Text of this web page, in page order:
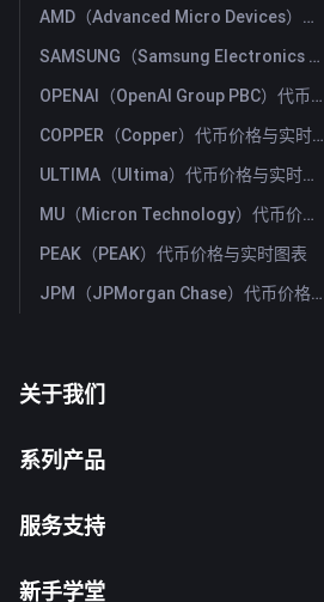
AMD（Advanced Micro Devices）代币价格与实时图表
SAMSUNG（Samsung Electronics Co., Ltd）代币价格与实时图表
OPENAI（OpenAI Group PBC）代币价格与实时图表
COPPER（Copper）代币价格与实时图表
ULTIMA（Ultima）代币价格与实时图表
MU（Micron Technology）代币价格与实时图表
PEAK（PEAK）代币价格与实时图表
JPM（JPMorgan Chase）代币价格与实时图表
关于我们
系列产品
服务支持
新手学堂